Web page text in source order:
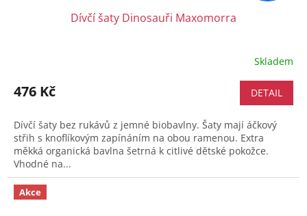
Dívčí šaty Dinosauři Maxomorra
Skladem
476 Kč DETAIL
Dívčí šaty bez rukávů z jemné biobavlny. Šaty mají áčkový
střih s knoflíkovým zapínáním na obou ramenou. Extra
měkká organická bavlna šetrná k citlivé dětské pokožce.
Vhodné na...
Akce